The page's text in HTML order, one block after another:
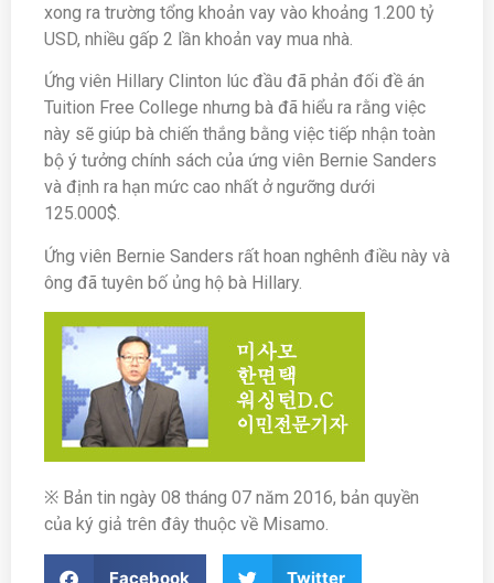
xong ra trường tổng khoản vay vào khoảng 1.200 tỷ
USD, nhiều gấp 2 lần khoản vay mua nhà.
Ứng viên Hillary Clinton lúc đầu đã phản đối đề án
Tuition Free College nhưng bà đã hiểu ra rằng việc
này sẽ giúp bà chiến thắng bằng việc tiếp nhận toàn
bộ ý tưởng chính sách của ứng viên Bernie Sanders
và định ra hạn mức cao nhất ở ngưỡng dưới
125.000$.
Ứng viên Bernie Sanders rất hoan nghênh điều này và
ông đã tuyên bố ủng hộ bà Hillary.
※ Bản tin ngày 08 tháng 07 năm 2016, bản quyền
của ký giả trên đây thuộc về Misamo.
Facebook Twitter